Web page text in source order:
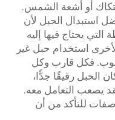
أو أشعة الشمس.
استبدال الحبل لأن
يحتاج فيها إليه
استخدام حبل غير
فكل قارب وكل
الحبل رقيقًا جدًّا،
يصعب التعامل معه.
للتأكد من أن